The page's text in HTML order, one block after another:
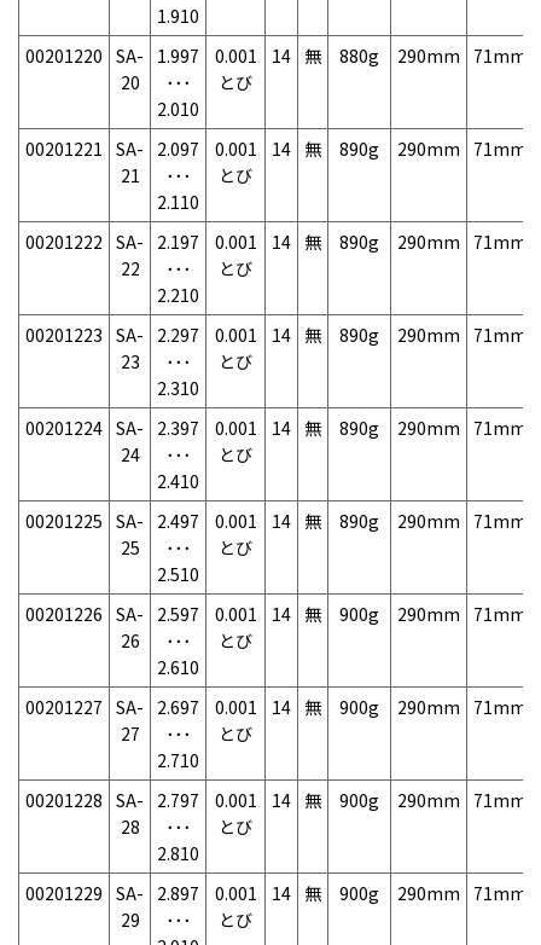
1.910
00201220 SA-
20
1.997
･･･
2.010
0.001
とび
14 無 880g 290mm 71mm
00201221 SA-
21
2.097
･･･
2.110
0.001
とび
14 無 890g 290mm 71mm
00201222 SA-
22
2.197
･･･
2.210
0.001
とび
14 無 890g 290mm 71mm
00201223 SA-
23
2.297
･･･
2.310
0.001
とび
14 無 890g 290mm 71mm
00201224 SA-
24
2.397
･･･
2.410
0.001
とび
14 無 890g 290mm 71mm
00201225 SA-
25
2.497
･･･
2.510
0.001
とび
14 無 890g 290mm 71mm
00201226 SA-
26
2.597
･･･
2.610
0.001
とび
14 無 900g 290mm 71mm
00201227 SA-
27
2.697
･･･
2.710
0.001
とび
14 無 900g 290mm 71mm
00201228 SA-
28
2.797
･･･
2.810
0.001
とび
14 無 900g 290mm 71mm
00201229 SA-
29
2.897
･･･
0.001
とび
14 無 900g 290mm 71mm